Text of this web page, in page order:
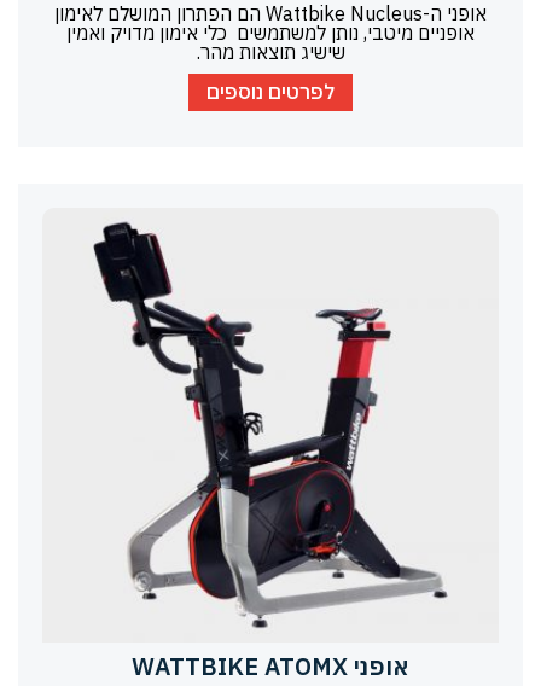
אופני ה-Wattbike Nucleus הם הפתרון המושלם לאימון
אופניים מיטבי, נותן למשתמשים כלי אימון מדויק ואמין
שישיג תוצאות מהר.
לפרטים נוספים
אופני WATTBIKE ATOMX